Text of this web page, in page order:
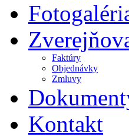
Faktúry
Objednávky
Zmluvy
Kontakt